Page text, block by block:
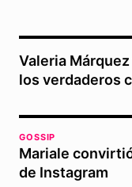
Valeria
los verdaderos
GOSSIP
Mariale
de Instagram